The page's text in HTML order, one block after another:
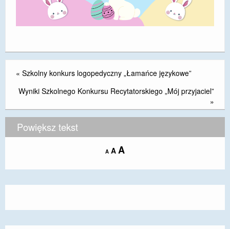
mLegitymacja
« Szkolny konkurs logopedyczny „Łamańce językowe”
Wyniki Szkolnego Konkursu Recytatorskiego „Mój przyjaciel”
»
Powiększ tekst
A Decrease
size.
A Reset
size.
AIncrease
size.